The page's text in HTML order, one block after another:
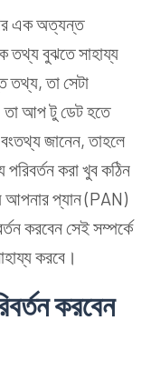
এক অত্যন্ত
তথ্য বুঝতে সাহায্য
তথ্য, তা সেটা
তা আপ টু ডেট হতে
জানেন, তাহলে
করা খুব কঠিন
আপনার প্যান (PAN)
করবেন সেই সম্পর্কে
করবে।
করবেন